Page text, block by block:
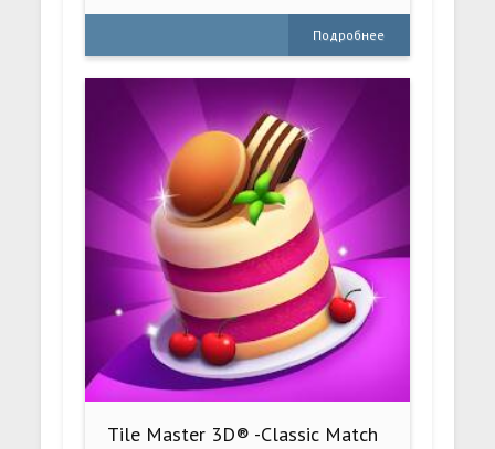
Подробнее
Tile Master 3D® -Classic Match